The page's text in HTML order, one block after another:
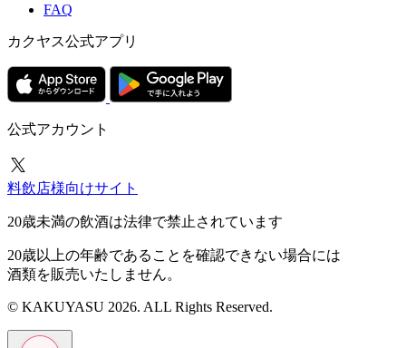
FAQ
カクヤス公式アプリ
公式アカウント
料飲店様向けサイト
20歳未満の飲酒は法律で禁止されています
20歳以上の年齢であることを確認できない場合には
酒類を販売いたしません。
© KAKUYASU 2026. ALL Rights Reserved.